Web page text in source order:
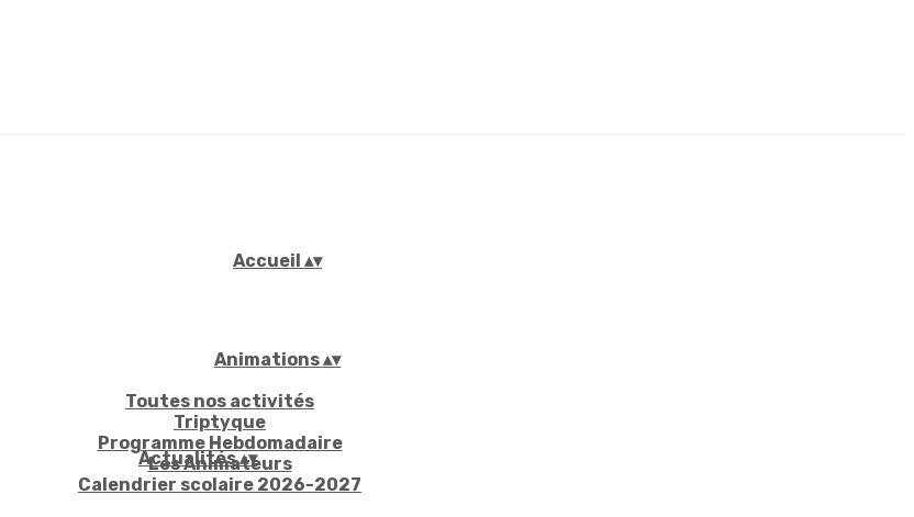
Accueil ▴▾
Animations▴▾
Toutes nos activités
Triptyque
Programme Hebdomadaire
Les Animateurs
Calendrier scolaire 2026-2027
Actualités▴▾